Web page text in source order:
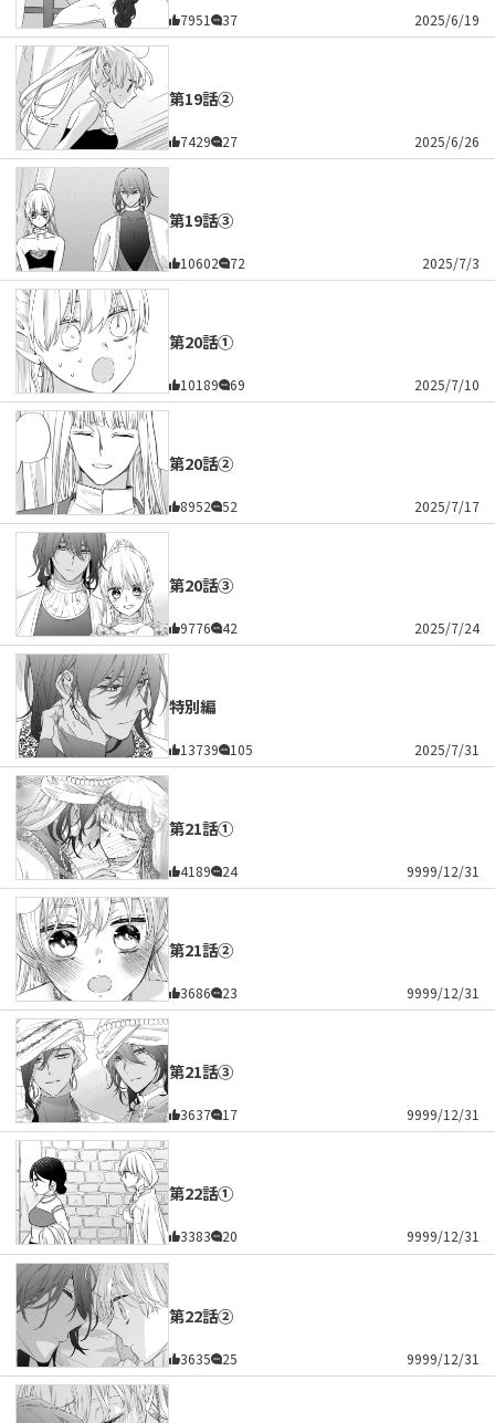
7951 37 2025/6/19
第19話②
7429 27 2025/6/26
第19話③
10602 72 2025/7/3
第20話①
10189 69 2025/7/10
第20話②
8952 52 2025/7/17
第20話③
9776 42 2025/7/24
特別編
13739 105 2025/7/31
第21話①
4189 24 9999/12/31
第21話②
3686 23 9999/12/31
第21話③
3637 17 9999/12/31
第22話①
3383 20 9999/12/31
第22話②
3635 25 9999/12/31